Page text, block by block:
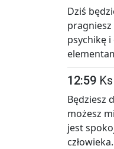
Dziś
pragniesz
psychikę
12:59
Będziesz
możesz
jest